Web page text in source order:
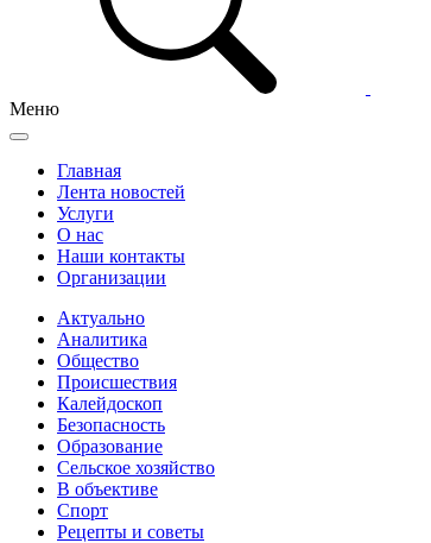
Меню
Главная
Лента новостей
Услуги
О нас
Наши контакты
Организации
Актуально
Аналитика
Общество
Происшествия
Калейдоскоп
Безопасность
Образование
Сельское хозяйство
В объективе
Спорт
Рецепты и советы